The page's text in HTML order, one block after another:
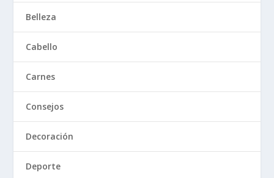
Belleza
Cabello
Carnes
Consejos
Decoración
Deporte